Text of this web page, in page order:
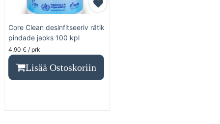
Core Clean desinfitseeriv rätik
pindade jaoks 100 kpl
4,90 € / prk
Lisää Ostoskoriin